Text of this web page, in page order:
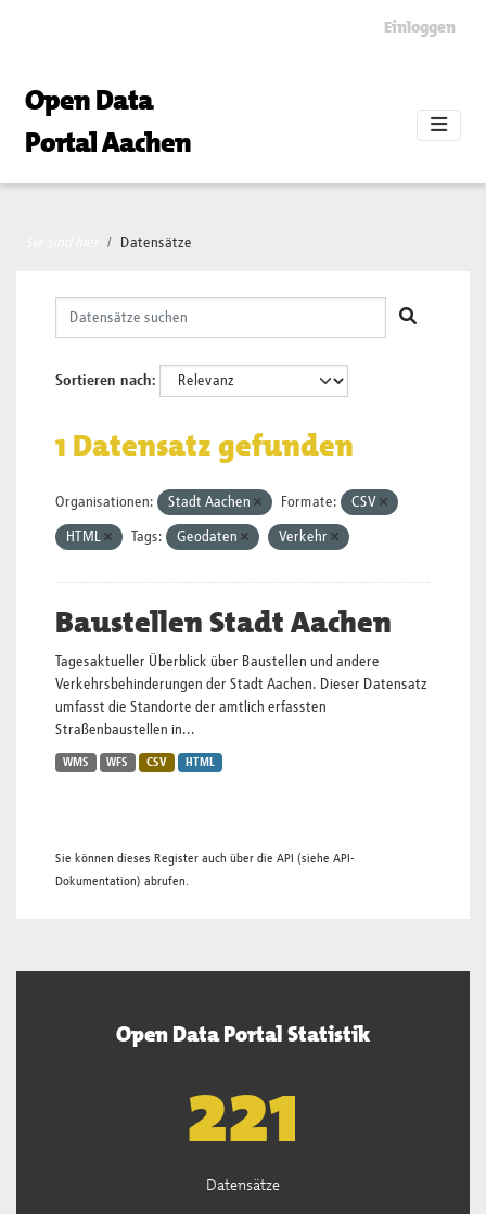
Einloggen
Open Data
Portal Aachen
Datensätze
Sortieren nach
1 Datensatz gefunden
Organisationen: Stadt Aachen Formate: CSV
HTML Tags: Geodaten Verkehr
Baustellen Stadt Aachen
Tagesaktueller Überblick über Baustellen und andere
Verkehrsbehinderungen der Stadt Aachen. Dieser Datensatz
umfasst die Standorte der amtlich erfassten
Straßenbaustellen in...
WMS WFS CSV HTML
Sie können dieses Register auch über die API (siehe API-
Dokumentation) abrufen.
Open Data Portal Statistik
222
Datensätze